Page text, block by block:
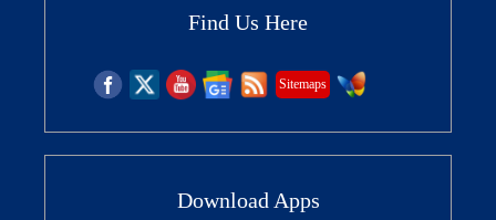
Find Us Here
Sitemaps
Download Apps